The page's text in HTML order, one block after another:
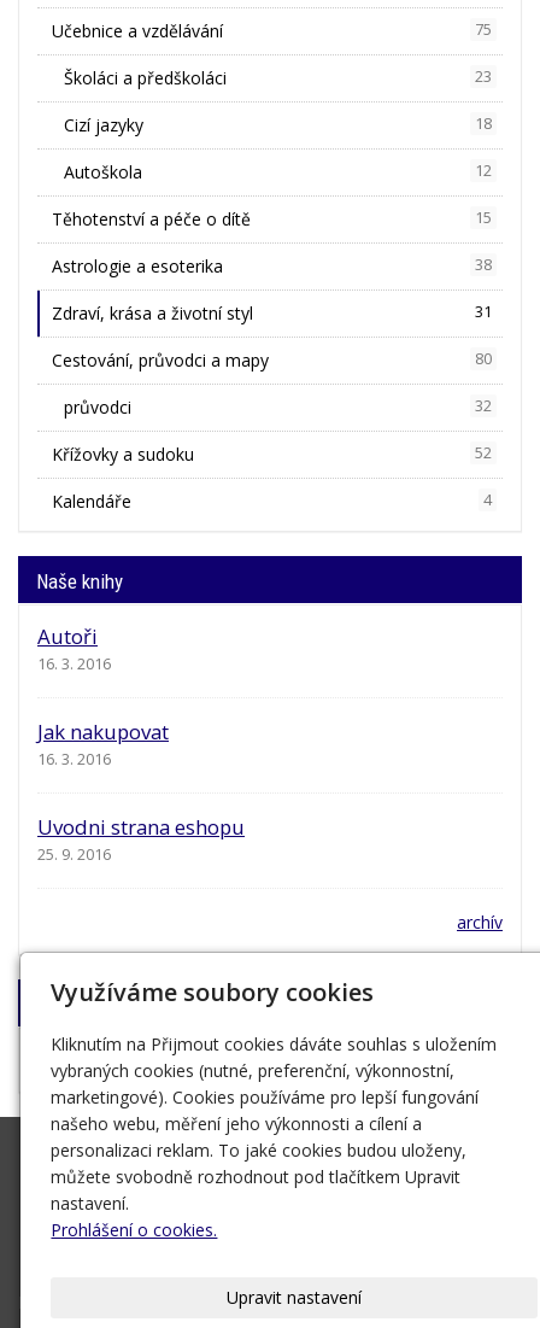
Učebnice a vzdělávání 75
Školáci a předškoláci 23
Cizí jazyky 18
Autoškola 12
Těhotenství a péče o dítě 15
Astrologie a esoterika 38
Zdraví, krása a životní styl 31
Cestování, průvodci a mapy 80
průvodci 32
Křížovky a sudoku 52
Kalendáře 4
Naše knihy
Autoři
16. 3. 2016
Jak nakupovat
16. 3. 2016
Uvodni strana eshopu
25. 9. 2016
archív
Napište nám!
Nakladatel Jan Otto
OTTOVO NAKLADATELSTVÍ
Křišťanova 675/3
130 00 Praha
Využíváme soubory cookies
Kliknutím na Přijmout cookies dáváte souhlas s uložením
vybraných cookies (nutné, preferenční, výkonnostní,
marketingové). Cookies používáme pro lepší fungování
našeho webu, měření jeho výkonnosti a cílení a
personalizaci reklam. To jaké cookies budou uloženy,
můžete svobodně rozhodnout pod tlačítkem Upravit
nastavení.
Prohlášení o cookies.
Upravit nastavení